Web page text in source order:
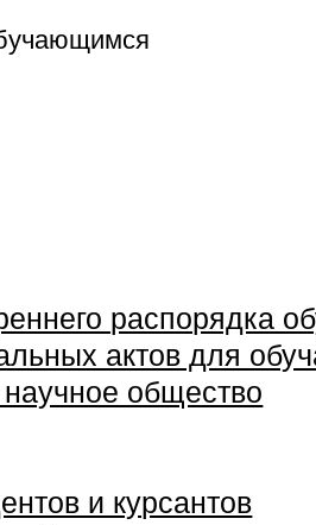
распорядка
актов для
общество
и курсантов